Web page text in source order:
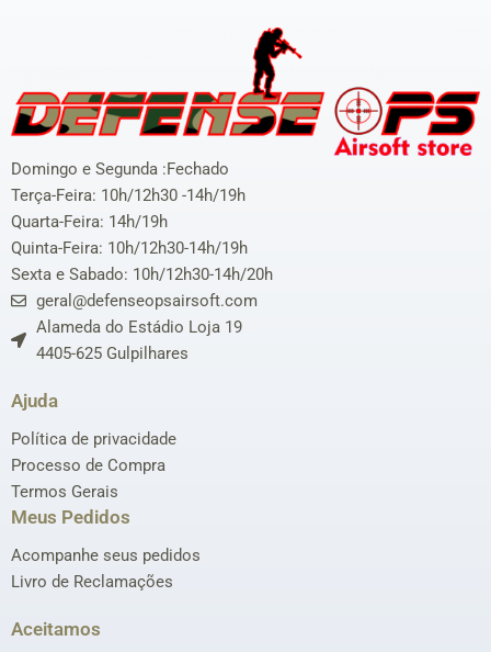
Domingo e Segunda :Fechado
Terça-Feira: 10h/12h30 -14h/19h
Quarta-Feira: 14h/19h
Quinta-Feira: 10h/12h30-14h/19h
Sexta e Sabado: 10h/12h30-14h/20h
geral@defenseopsairsoft.com
Alameda do Estádio Loja 19
4405-625 Gulpilhares
Ajuda
Política de privacidade
Processo de Compra
Termos Gerais
Meus Pedidos
Acompanhe seus pedidos
Livro de Reclamações
Aceitamos